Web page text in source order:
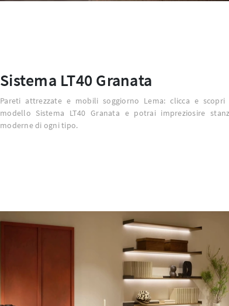
Sistema LT40 Granata
Pareti attrezzate e mobili soggiorno Lema: clicca e scopri
modello Sistema LT40 Granata e potrai impreziosire
moderne di ogni tipo.